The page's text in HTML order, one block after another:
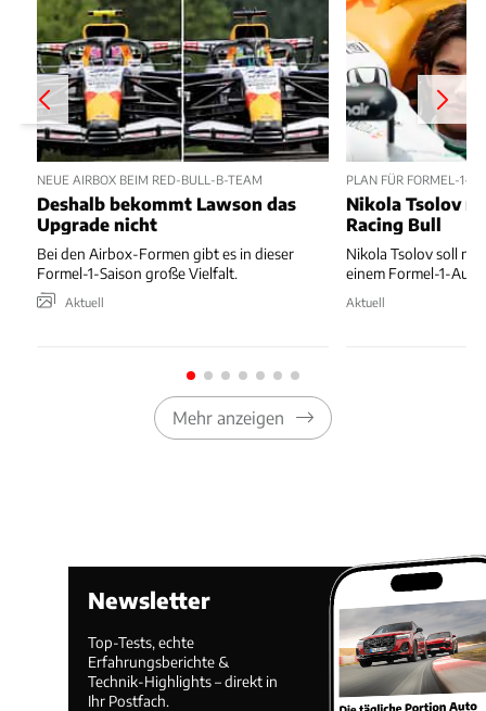
NEUE AIRBOX BEIM RED-BULL-B-TEAM
Deshalb bekommt Lawson das
Upgrade nicht
Bei den Airbox-Formen gibt es in dieser
Formel-1-Saison große Vielfalt.
Aktuell
PLAN FÜR FORMEL-1-
Nikola Tsolov
Racing Bull
Nikola Tsolov soll
einem Formel-1-
Aktuell
Mehr anzeigen
Newsletter
Top-Tests, echte
Erfahrungsberichte &
Technik-Highlights – direkt in
Ihr Postfach.